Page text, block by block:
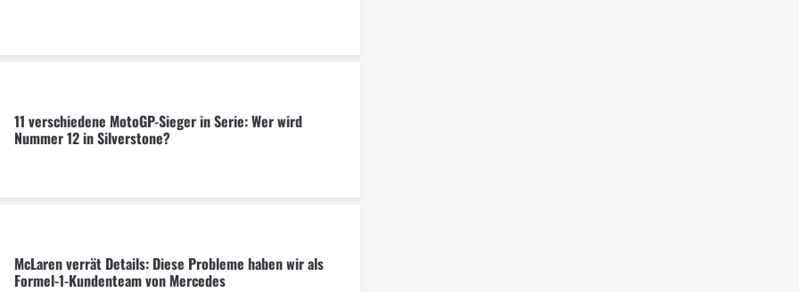
11 verschiedene MotoGP-Sieger in Serie: Wer wird
Nummer 12 in Silverstone?
McLaren verrät Details: Diese Probleme haben wir als
Formel-1-Kundenteam von Mercedes